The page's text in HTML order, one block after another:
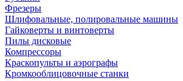
Фрезеры
Шлифовальные, полировальные машины
Гайковерты и винтоверты
Пилы дисковые
Компрессоры
Краскопульты и аэрографы
Кромкооблицовочные станки